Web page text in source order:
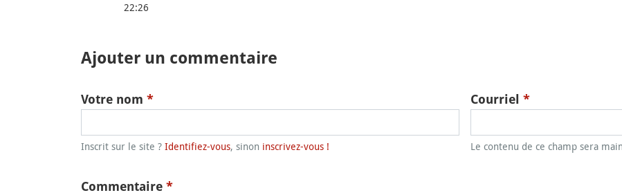
22:26
Ajouter un commentaire
Votre nom *
Inscrit sur le site ? Identifiez-vous, sinon inscrivez-vous !
Courriel *
Le contenu de ce champ sera
Commentaire *